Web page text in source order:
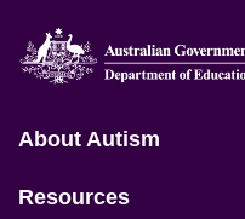
Positive Partnerships (en-AU)
About Autism
Resources